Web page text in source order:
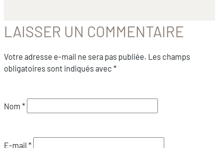
LAISSER UN COMMENTAIRE
Votre adresse e-mail ne sera pas publiée. Les champs
obligatoires sont indiqués avec *
Nom *
E-mail *